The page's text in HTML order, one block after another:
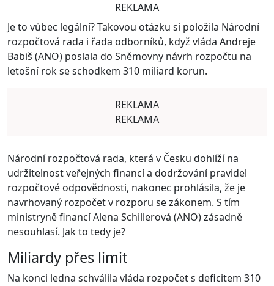
REKLAMA
Je to vůbec legální? Takovou otázku si položila Národní
rozpočtová rada i řada odborníků, když vláda Andreje
Babiš (ANO) poslala do Sněmovny návrh rozpočtu na
letošní rok se schodkem 310 miliard korun.
REKLAMA
REKLAMA
Národní rozpočtová rada, která v Česku dohlíží na
udržitelnost veřejných financí a dodržování pravidel
rozpočtové odpovědnosti, nakonec prohlásila, že je
navrhovaný rozpočet v rozporu se zákonem. S tím
ministryně financí Alena Schillerová (ANO) zásadně
nesouhlasí. Jak to tedy je?
Miliardy přes limit
Na konci ledna schválila vláda rozpočet s deficitem 310